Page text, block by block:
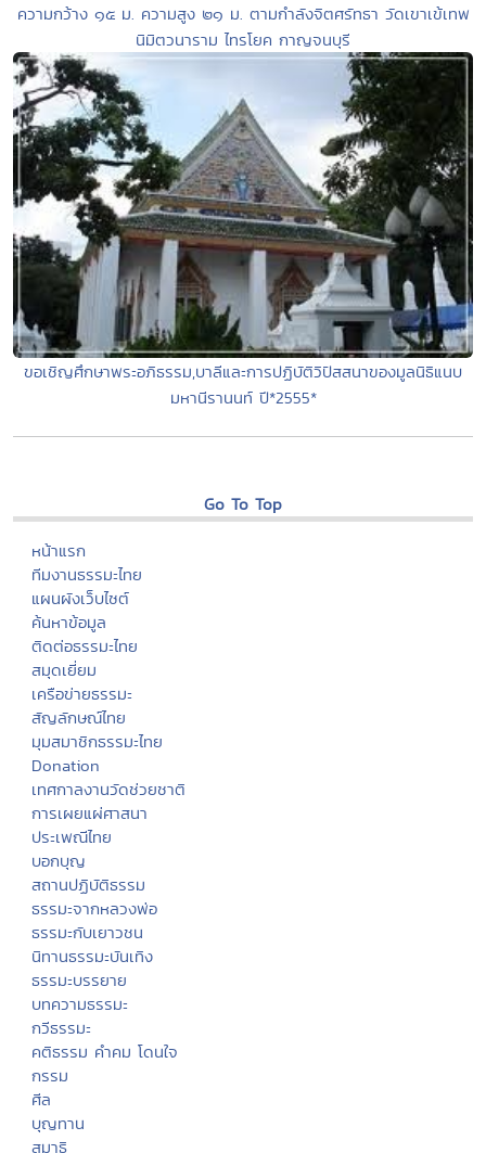
ความกว้าง ๑๕ ม. ความสูง ๒๑ ม. ตามกำลังจิตศรัทธา วัดเขาเข้เทพ
นิมิตวนาราม ไทรโยค กาญจนบุรี
ขอเชิญศึกษาพระอภิธรรม,บาลีและการปฏิบัติวิปัสสนาของมูลนิธิแนบ
มหานีรานนท์ ปี*2555*
Go To Top
หน้าแรก
ทีมงานธรรมะไทย
แผนผังเว็บไซต์
ค้นหาข้อมูล
ติดต่อธรรมะไทย
สมุดเยี่ยม
เครือข่ายธรรมะ
สัญลักษณ์ไทย
มุมสมาชิกธรรมะไทย
Donation
เทศกาลงานวัดช่วยชาติ
การเผยแผ่ศาสนา
ประเพณีไทย
บอกบุญ
สถานปฏิบัติธรรม
ธรรมะจากหลวงพ่อ
ธรรมะกับเยาวชน
นิทานธรรมะบันเทิง
ธรรมะบรรยาย
บทความธรรมะ
กวีธรรมะ
คติธรรม คำคม โดนใจ
กรรม
ศีล
บุญทาน
สมาธิ